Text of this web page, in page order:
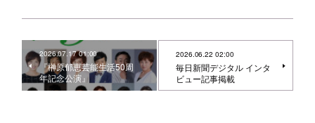
2026.07.17 01:00
『榊原郁恵芸能生活50周
年記念公演』
2026.06.22 02:00
毎日新聞デジタル インタ
ビュー記事掲載